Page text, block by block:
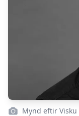
Mynd eftir Visku